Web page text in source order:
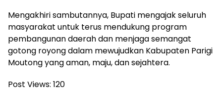
Mengakhiri sambutannya, Bupati mengajak seluruh
masyarakat untuk terus mendukung program
pembangunan daerah dan menjaga semangat
gotong royong dalam mewujudkan Kabupaten Parigi
Moutong yang aman, maju, dan sejahtera.
Post Views: 120